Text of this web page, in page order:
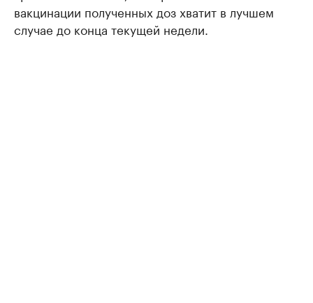
вакцинации полученных доз хватит в лучшем
случае до конца текущей недели.